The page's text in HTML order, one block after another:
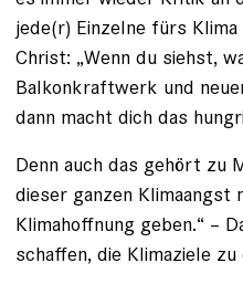
jede(r) Einzelne fürs
Christ: „Wenn du siehst,
Balkonkraftwerk und
dann macht dich das
Denn auch das gehört zu
dieser ganzen Klimaangst
Klimahoffnung geben.“ –
schaffen, die Klimaziele zu